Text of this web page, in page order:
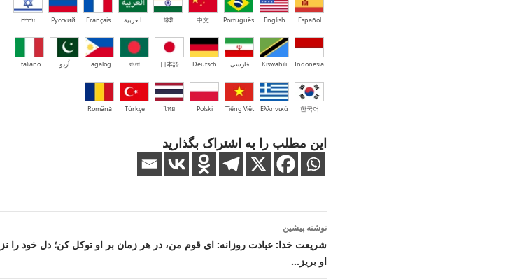
Español
English
Português
中文
हिंदी العربية Français
Русский עברית
Indonesia
Kiswahili فارسی Deutsch
日本語
বাংলা
Tagalog اُردو Italiano
한국어
Ελληνικά
Tiếng Việt
Polski
ไทย
Türkçe
Română
این مطلب را به اشتراک بگذارید
ناوبری
نوشته
نوشته پیشین
شریعت خدا: عبادت روزانه: ای قوم من، در هر زمان بر او توکل کن؛ دل خود را
او بریز…